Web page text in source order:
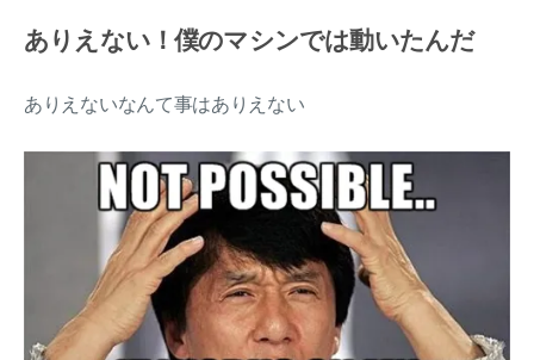
ありえない！僕のマシンでは動いたんだ
ありえないなんて事はありえない